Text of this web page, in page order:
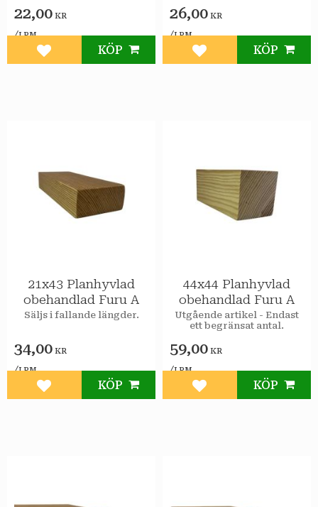
22,00 KR
/LPM
Lägg till i favoriter
KÖP
26,00 KR
/LPM
Lägg till i favoriter
KÖP
21x43 Planhyvlad
obehandlad Furu A
Säljs i fallande längder.
34,00 KR
/LPM
Lägg till i favoriter
KÖP
44x44 Planhyvlad
obehandlad Furu A
Utgående artikel - Endast
ett begränsat antal.
59,00 KR
/LPM
Lägg till i favoriter
KÖP